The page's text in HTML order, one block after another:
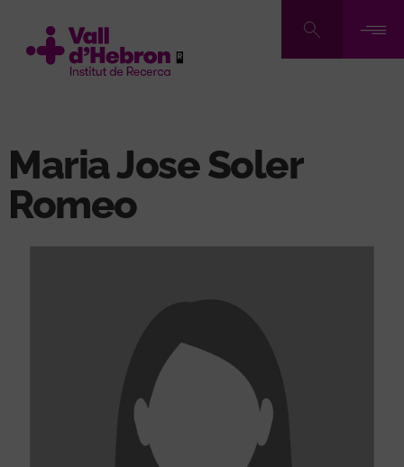
contenido
Maria Jose Soler
Romeo